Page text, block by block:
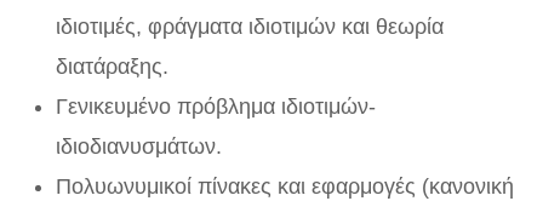
ιδιοτιμές, φράγματα ιδιοτιμών και θεωρία
διατάραξης.
Γενικευμένο πρόβλημα ιδιοτιμών­
ιδιοδιανυσμάτων.
Πολυωνυμικοί πίνακες και εφαρμογές (κανονική